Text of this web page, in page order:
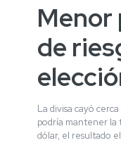
Menor
de
La divisa cayó
podría mantener la
dólar, el resultado